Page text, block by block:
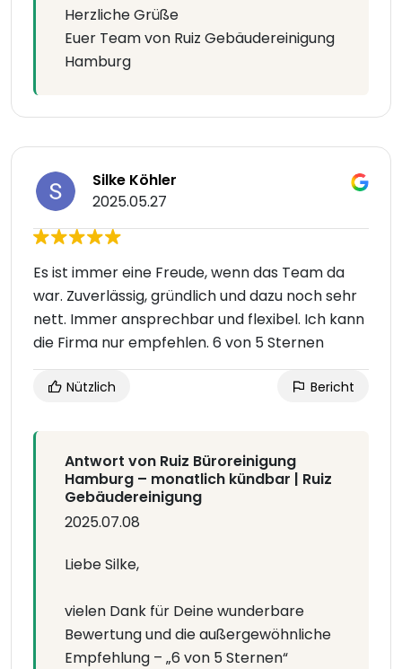
Herzliche Grüße
Euer Team von Ruiz Gebäudereinigung
Hamburg
Silke Köhler
2025.05.27
Es ist immer eine Freude, wenn das Team da
war. Zuverlässig, gründlich und dazu noch sehr
nett. Immer ansprechbar und flexibel. Ich kann
die Firma nur empfehlen. 6 von 5 Sternen
Nützlich Bericht
Antwort von Ruiz Büroreinigung
Hamburg – monatlich kündbar | Ruiz
Gebäudereinigung
2025.07.08
Liebe Silke,
vielen Dank für Deine wunderbare
Bewertung und die außergewöhnliche
Empfehlung – „6 von 5 Sternen“